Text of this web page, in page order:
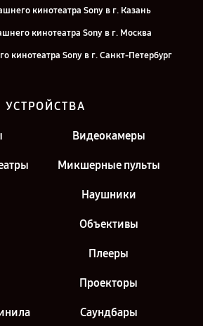
кинотеатра Sony в г. Казань
кинотеатра Sony в г. Москва
кинотеатра Sony в г. Санкт-Петербург
УСТРОЙСТВА
Видеокамеры
Микшерные пульты
Наушники
Объективы
Плееры
Проекторы
Саундбары